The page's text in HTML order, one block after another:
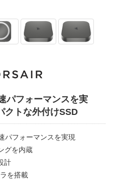
パフォーマンスを実
クトな外付けSSD
パフォーマンスを実現
グを内蔵
計
を搭載